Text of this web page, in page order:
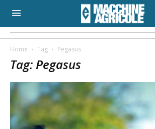
Home Tag Pegasus
Tag: Pegasus